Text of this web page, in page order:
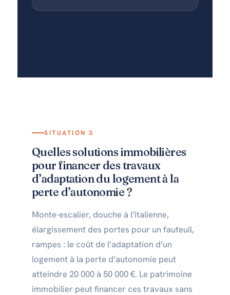
SITUATION 3
Quelles solutions immobilières
pour financer des travaux
d’adaptation du logement à la
perte d’autonomie ?
Monte-escalier, douche à l’italienne,
élargissement des portes pour un fauteuil,
rampes : le coût de l’adaptation d’un
logement à la perte d’autonomie peut
atteindre 20 000 à 50 000 €. Le patrimoine
immobilier peut financer ces travaux sans